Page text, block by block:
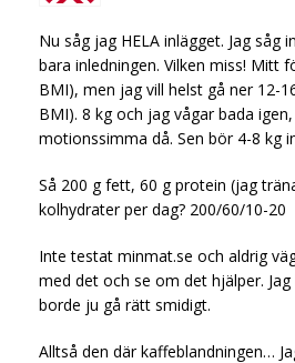
Nu såg jag HELA inlägget. Jag såg
bara inledningen. Vilken miss! Mitt
BMI), men jag vill helst gå ner 12-
BMI). 8 kg och jag vågar bada
motionssimma då. Sen bör 4-8 kg
Så 200 g fett, 60 g protein (jag
kolhydrater per dag? 200/60/10-20
Inte testat minmat.se och aldrig
med det och se om det hjälper.
borde ju gå rätt smidigt.
Alltså den där kaffeblandningen…